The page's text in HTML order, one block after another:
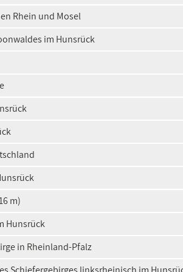
Rhein und Mosel
im Hunsrück
m)
Hunsrück
in Rheinland-Pfalz